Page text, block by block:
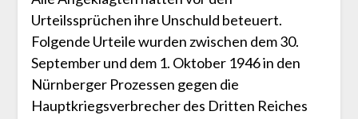
Urteilssprüchen ihre Unschuld beteuert.
Folgende Urteile wurden zwischen dem 30.
September und dem 1. Oktober 1946 in den
Nürnberger Prozessen gegen die
Hauptkriegsverbrecher des Dritten Reiches